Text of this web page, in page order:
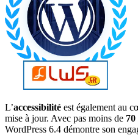
L’accessibilité est également au
mise à jour. Avec pas moins de
WordPress 6.4 démontre son